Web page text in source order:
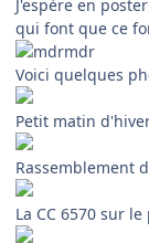
J'espère en
qui font que ce
Voici quelques
Petit matin
Rassemblement
La CC 6570 sur